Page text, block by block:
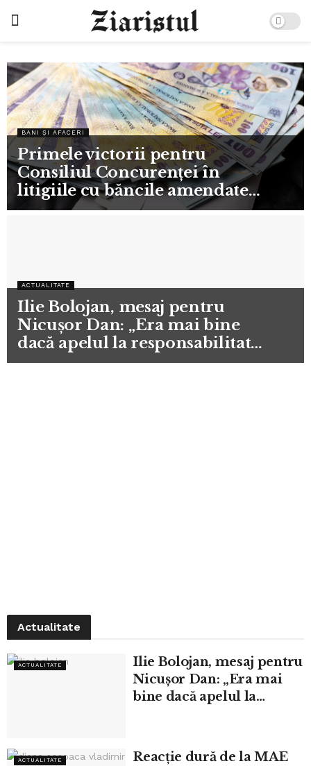
BANI ȘI AFACERI
Primele victorii pentru
Consiliul Concurenței în
litigiile cu băncile amendate
pentru ROBOR
ACTUALITATE
Ilie Bolojan, mesaj pentru
Nicușor Dan: „Era mai bine
dacă apelul la responsabilitate
venea înainte de moțiune”
Actualitate
ACTUALITATE
Ilie Bolojan, mesaj pentru
Nicușor Dan: „Era mai
bine dacă apelul la
ACTUALITATE
Reacție dură de la MAE